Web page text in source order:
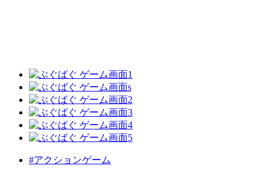
#アクションゲーム